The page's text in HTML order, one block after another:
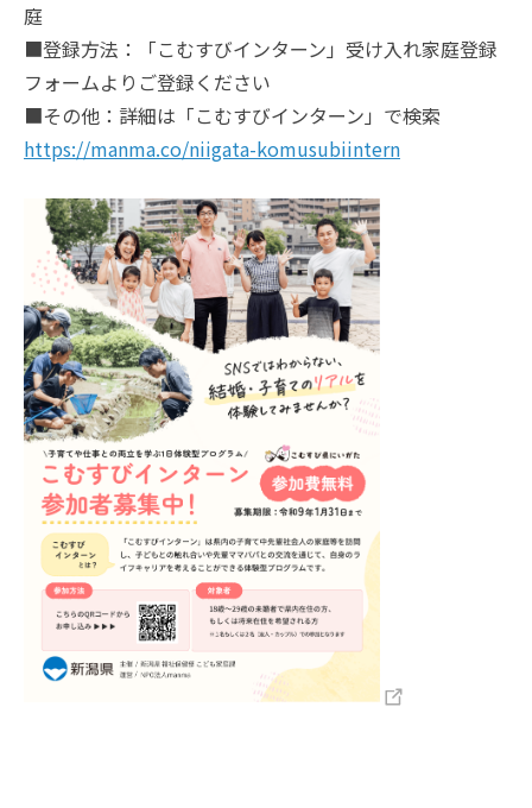
庭
■登録方法：「こむすびインターン」受け入れ家庭登録
フォームよりご登録ください
■その他：詳細は「こむすびインターン」で検索
https://manma.co/niigata-komusubiintern